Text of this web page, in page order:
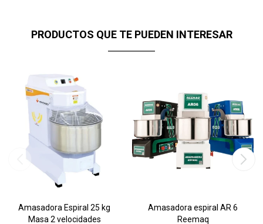
PRODUCTOS QUE TE PUEDEN INTERESAR
Amasadora Espiral 25 kg
Masa 2 velocidades
Amasadora espiral AR 6
Reemaq